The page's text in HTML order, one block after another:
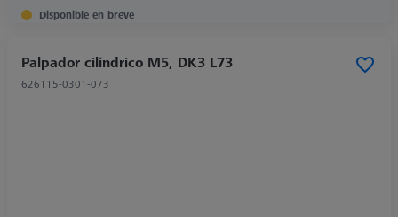
Disponible en breve
Palpador cilíndrico M5, DK3 L73
626115-0301-073